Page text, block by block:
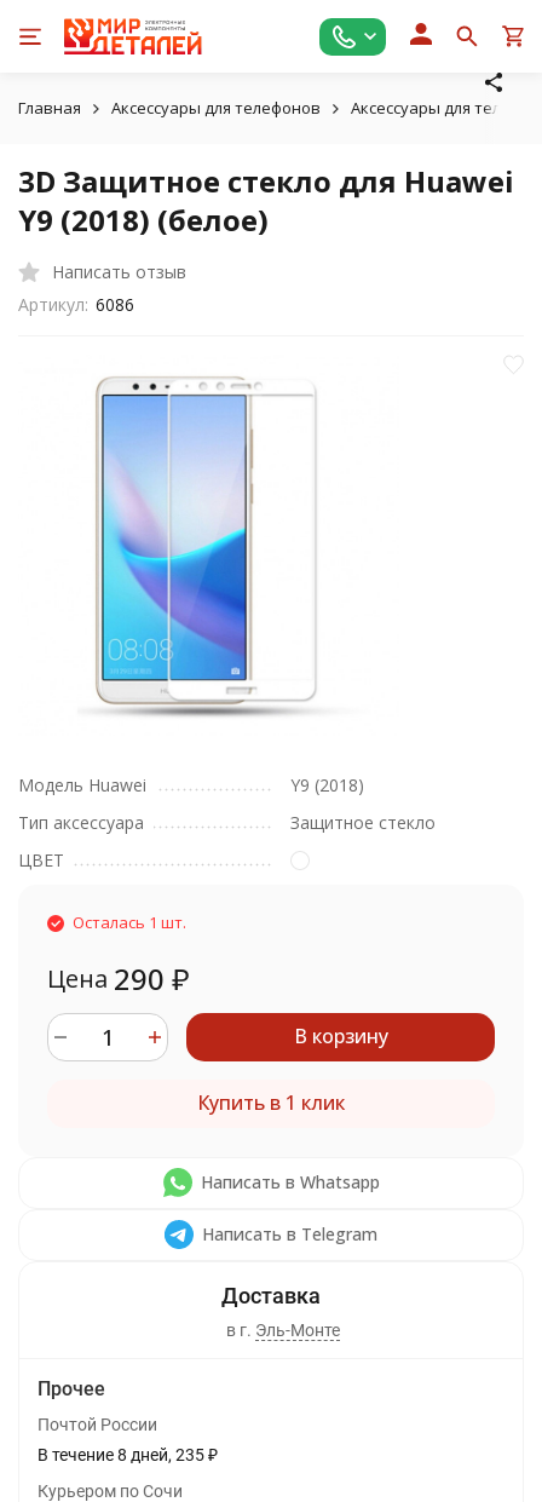
Главная Аксессуары для телефонов Аксессуары для
3D Защитное стекло для Huawei
Y9 (2018) (белое)
Написать отзыв
Артикул: 6086
Модель Huawei
Y9 (2018)
Тип аксессуара
Защитное стекло
ЦВЕТ
Осталась 1 шт.
Цена 290 ₽
В корзину
Купить в 1 клик
Написать в Whatsapp
Написать в Telegram
в г. Эль-Монте
Прочее
Почтой России
В течение8 дней 235₽
Курьером по Сочи